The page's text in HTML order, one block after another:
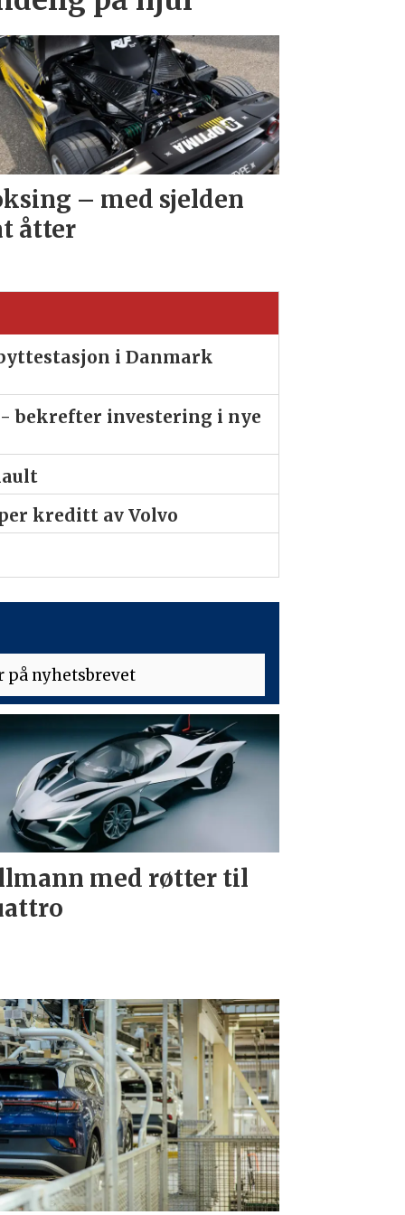
– med sjelden
åtter
i Danmark
bekrefter investering i nye
kreditt av Volvo
med røtter til